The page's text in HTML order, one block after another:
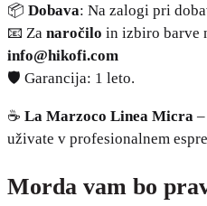
📦 Dobava: Na zalogi pri
📧 Za naročilo in izbiro barve
info@hikofi.com
🛡️ Garancija: 1 leto.
☕ La Marzoco Linea Micra
uživate v profesionalnem
Morda vam bo